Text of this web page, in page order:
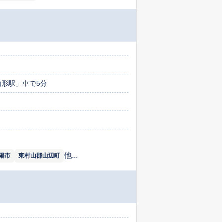
駅」車で5分
市 東村山郡山辺町 他...